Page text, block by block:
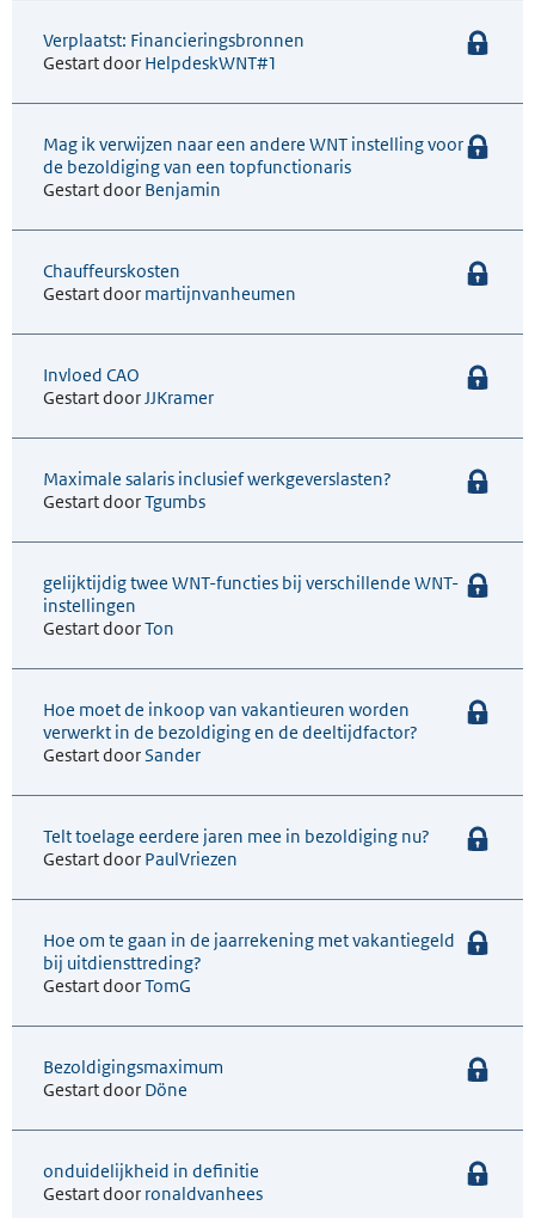
Verplaatst: Financieringsbronnen
Gestart door HelpdeskWNT#1
Mag ik verwijzen naar een andere WNT instelling voor
de bezoldiging van een topfunctionaris
Gestart door Benjamin
Chauffeurskosten
Gestart door martijnvanheumen
Invloed CAO
Gestart door JJKramer
Maximale salaris inclusief werkgeverslasten?
Gestart doorTgumbs
gelijktijdig twee WNT-functies bij verschillende WNT-
instellingen
Gestart doorTon
Hoe moet de inkoop van vakantieuren worden
verwerkt in de bezoldiging en de deeltijdfactor?
Gestart door Sander
Telt toelage eerdere jaren mee in bezoldiging nu?
Gestart door PaulVriezen
Hoe om te gaan in de jaarrekening met vakantiegeld
bij uitdiensttreding?
Gestart doorTomG
Bezoldigingsmaximum
Gestart door Döne
onduidelijkheid in definitie
Gestart door ronaldvanhees